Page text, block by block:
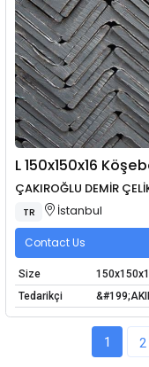
L 150x150x16
ÇAKIROĞLU DEMİR
TR İstanbul
Contact Us
Size
Tedarikçi
1 2